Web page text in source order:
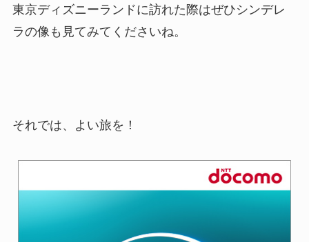
東京ディズニーランドに訪れた際はぜひシンデレ
ラの像も見てみてくださいね。
それでは、よい旅を！